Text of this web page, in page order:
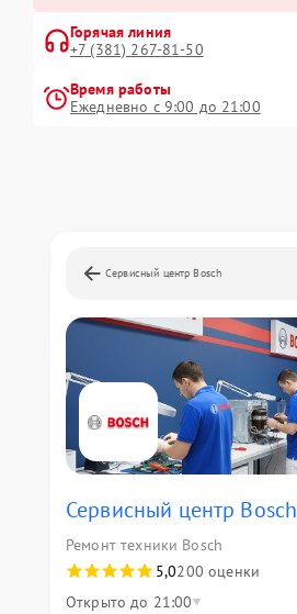
Горячая линия
+7 (381) 267-81-50
Время работы
Ежедневно с 9:00 до 21:00
Сервисный центр Bosch
Сервисный центр Bosch
Ремонт техники Bosch
5,0200 оценки
Открыто до 21:00